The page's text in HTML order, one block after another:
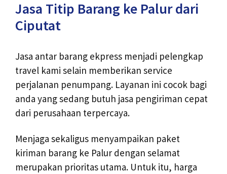
Jasa Titip Barang ke Palur dari
Ciputat
Jasa antar barang ekpress menjadi pelengkap
travel kami selain memberikan service
perjalanan penumpang. Layanan ini cocok bagi
anda yang sedang butuh jasa pengiriman cepat
dari perusahaan terpercaya.
Menjaga sekaligus menyampaikan paket
kiriman barang ke Palur dengan selamat
merupakan prioritas utama. Untuk itu, harga